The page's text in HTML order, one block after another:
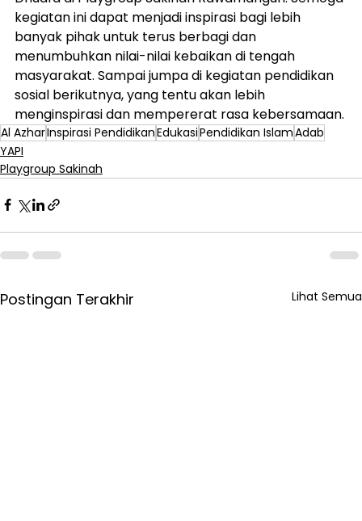
kegiatan ini dapat menjadi inspirasi bagi lebih
banyak pihak untuk terus berbagi dan
menumbuhkan nilai-nilai kebaikan di tengah
masyarakat. Sampai jumpa di kegiatan pendidikan
sosial berikutnya, yang tentu akan lebih
menginspirasi dan mempererat rasa kebersamaan.
Al AzharInspirasi PendidikanEdukasiPendidikan IslamAdab
YAPI
Playgroup Sakinah
Postingan Terakhir Lihat Semua